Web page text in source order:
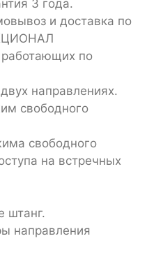
3 года.
и доставка по
по
направлениях.
свободного
свободного
на встречных
штанг.
направления